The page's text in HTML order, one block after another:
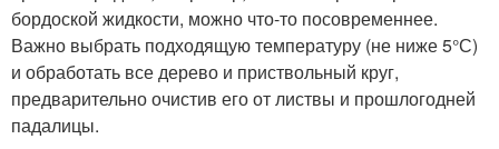
бордоской жидкости, можно что-то посовременнее.
Важно выбрать подходящую температуру (не ниже 5°С)
и обработать все дерево и приствольный круг,
предварительно очистив его от листвы и прошлогодней
падалицы.